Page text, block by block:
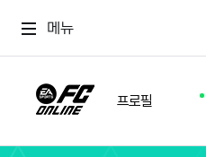
메뉴
프로필